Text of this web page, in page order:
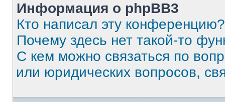
Информация о phpBB3
Кто написал эту конференцию?
Почему здесь нет такой-то
С кем можно связаться по
или юридических вопросов,